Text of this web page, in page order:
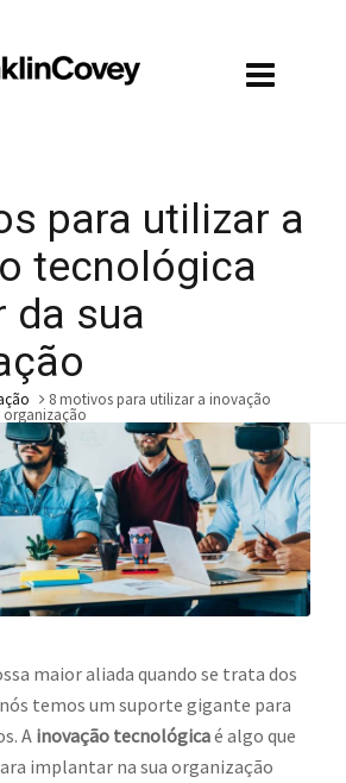
para utilizar a
tecnológica
da sua
8 motivos para utilizar a inovação
maior aliada quando se trata dos
temos um suporte gigante para
A inovação tecnológicaé algo que
implantar na sua organização